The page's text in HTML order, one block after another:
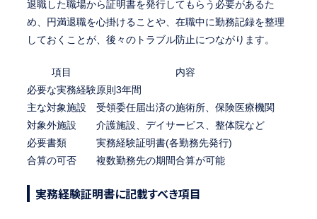
退職した職場から証明書を発行してもらう必要があるた
め、円満退職を心掛けることや、在職中に勤務記録を整理
しておくことが、後々のトラブル防止につながります。
項目
内容
必要な実務経験原則3年間
主な対象施設
受領委任届出済の施術所、保険医療機関
対象外施設
介護施設、デイサービス、整体院など
必要書類
実務経験証明書(各勤務先発行)
合算の可否
複数勤務先の期間合算が可能
実務経験証明書に記載すべき項目